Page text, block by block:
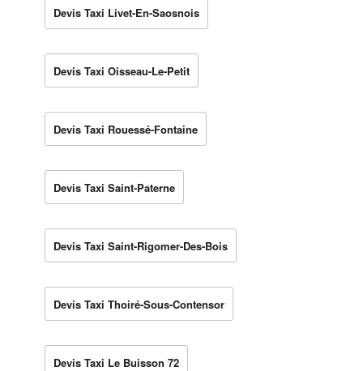
Devis Taxi Livet-En-Saosnois
Devis Taxi Oisseau-Le-Petit
Devis Taxi Rouessé-Fontaine
Devis Taxi Saint-Paterne
Devis Taxi Saint-Rigomer-Des-Bois
Devis Taxi Thoiré-Sous-Contensor
Devis Taxi Le Buisson 72